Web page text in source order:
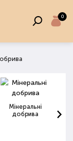
0
Мінеральні
добрива